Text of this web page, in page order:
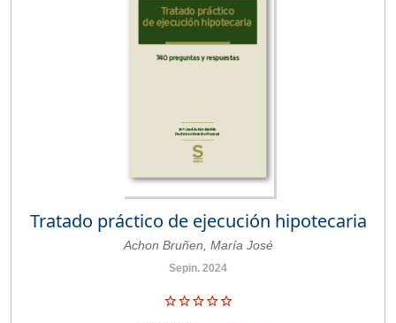
Tratado práctico de ejecución hipotecaria
Achon Bruñen, María José
Sepin. 2024